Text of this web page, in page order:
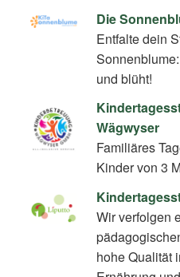
Die
Entfalte dein
und blüht!
Wägwyser
Familiäres
Kinder von 3
Wir verfolgen
hohe Qualität